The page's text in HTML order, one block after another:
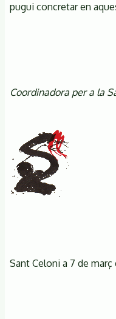
pugui concretar en
Coordinadora per a la
Sant Celoni a 7 de març